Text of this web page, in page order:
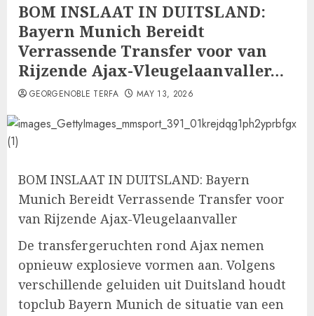
BOM INSLAAT IN DUITSLAND:
Bayern Munich Bereidt
Verrassende Transfer voor van
Rijzende Ajax-Vleugelaanvaller…
GEORGENOBLE TERFA MAY 13, 2026
BOM INSLAAT IN DUITSLAND: Bayern
Munich Bereidt Verrassende Transfer voor
van Rijzende Ajax-Vleugelaanvaller
De transfergeruchten rond Ajax nemen
opnieuw explosieve vormen aan. Volgens
verschillende geluiden uit Duitsland houdt
topclub Bayern Munich de situatie van een